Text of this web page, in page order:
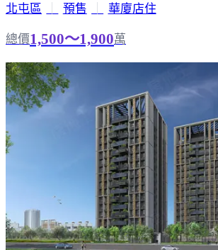
北屯區 預售 華廈店住
總價1,500～1,900萬